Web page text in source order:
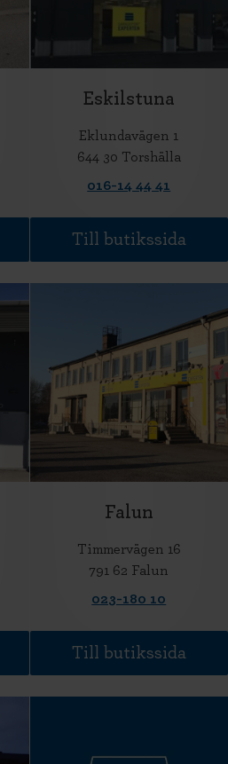
Eskilstuna
Eklundavägen 1
644 30 Torshälla
016-14 44 41
Till butikssida
Falun
Timmervägen 16
791 62 Falun
023-180 10
Till butikssida